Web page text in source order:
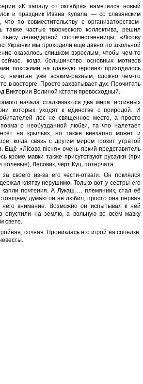
«К западу от октября» наметился новый
и праздник Ивана Купала — cо славянским
по совместительству с организаторством-
также частью творческого коллектива, решил
легендарной соотечественницы, «Лісову
Українки мы проходили ещё давно по школьной
оказалось слишком взрослым, чтобы чем-то
когда большинство основных мотивов
похожими на главную героиню приходилось
начитан уже всяким-разным, сложно чем-то
в восторге. Просто захватывает дух. Прочитать
Виктории Волиной кстати превосходный.
самого начала сталкиваются два мира: истинных
которых уходят к единстве с природой. И
лес не священное место, а просто
о необузданной любви, та что налетает
на крыльях, но также внезапно может и
когда связь с другим миром грозит утратой
Ещё «Лісова пісня» очень яркий представитель
кроме мавки также присутствуют русалки (при
полевые), Лесовик, чёрт Куц, потерчата…
своего из-за его чести-отваги. Он поклялся
клятву нерушимо. Только вот у сестры его
почтения. А Лукаш…, племянник, стал её
думаю он не любил, просто она первая
внимание. Возможно он испытывал к ней
опустили на землю, а вольную во всём мавку
свете.
сочная. Прониклась его игрой на сопелке,